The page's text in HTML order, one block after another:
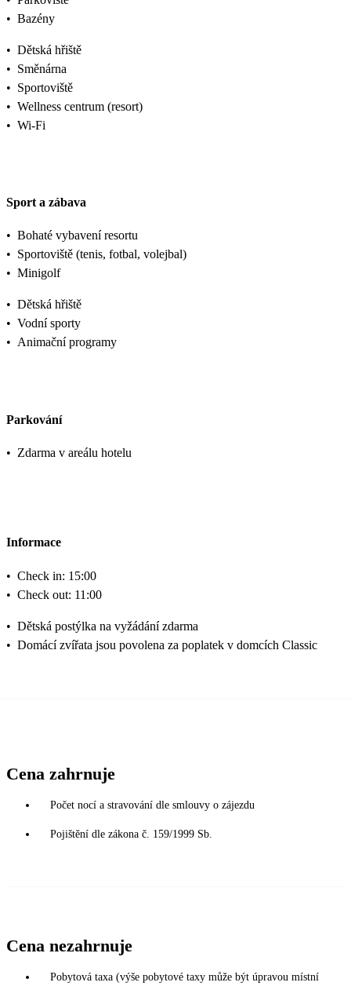
• Bazény
• Dětská hřiště
• Směnárna
• Sportoviště
• Wellness centrum (resort)
• Wi-Fi
Sport a zábava
• Bohaté vybavení resortu
• Sportoviště (tenis, fotbal, volejbal)
• Minigolf
• Dětská hřiště
• Vodní sporty
• Animační programy
Parkování
• Zdarma v areálu hotelu
Informace
• Check in: 15:00
• Check out: 11:00
• Dětská postýlka na vyžádání zdarma
• Domácí zvířata jsou povolena za poplatek v domcích Classic
Cena zahrnuje
Počet nocí a stravování dle smlouvy o zájezdu
Pojištění dle zákona č. 159/1999 Sb.
Cena nezahrnuje
Pobytová taxa (výše pobytové taxy může být úpravou místní